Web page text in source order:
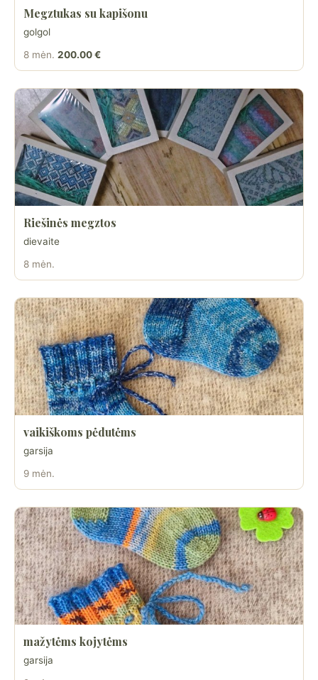
Megztukas su kapišonu
golgol
8 mėn. 200.00 €
Riešinės megztos
dievaite
8 mėn.
vaikiškoms pėdutėms
garsija
9 mėn.
mažytėms kojytėms
garsija